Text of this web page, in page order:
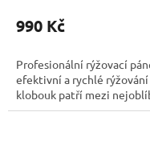
990 Kč
Profesionální rýžovací
efektivní a rychlé
klobouk patří mezi